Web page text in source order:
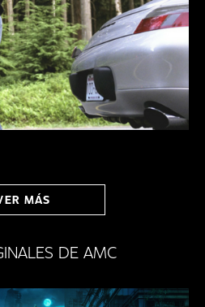
MÁS
DE AMC